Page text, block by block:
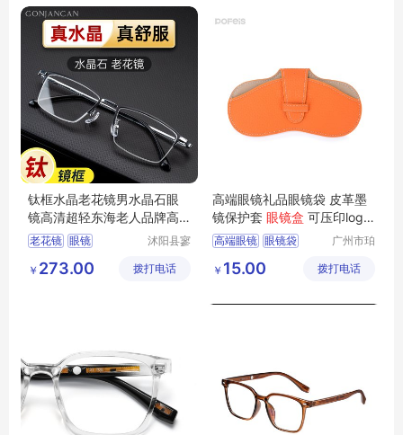
远红外纳米眼镜
钛框水晶老花镜男水晶石眼
镜高清超轻东海老人品牌高
档正品石头镜
老花镜 眼镜
近视眼镜
沭阳县寥
子商务有
￥ 273.00 拨打电话
高端眼镜礼品眼镜袋 皮革墨
镜保护套 眼镜盒 可压印logo
品牌营销
高端眼镜 眼镜袋
压印logo
广州市珀
限公司
￥ 15.00 拨打电话